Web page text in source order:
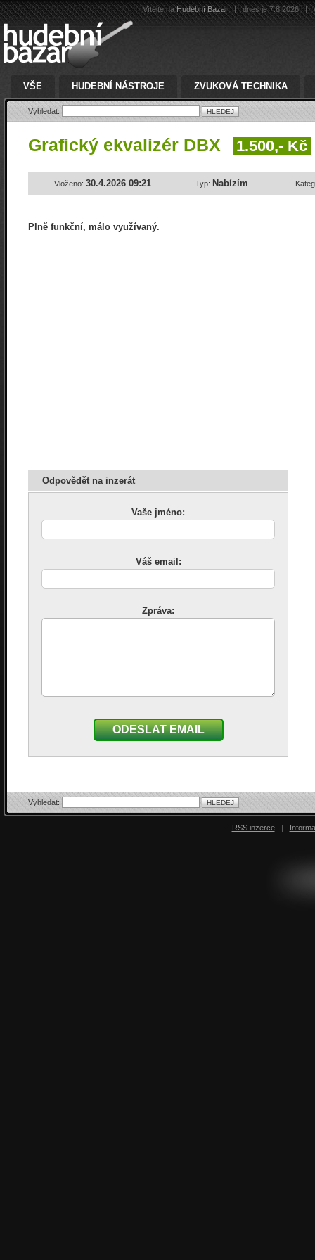
Vítejte naHudební Bazar | dnes je 7.8.2026 |
VŠE HUDEBNÍ NÁSTROJE ZVUKOVÁ TECHNIKA
Vyhledat:
Grafický ekvalizér DBX 1.500,- Kč
Vloženo: 30.4.2026 09:21 Typ: Nabízím
Plně funkční, málo využívaný.
Odpovědět na inzerát
Vaše jméno:
Váš email:
Zpráva:
ODESLAT EMAIL
Vyhledat:
RSS inzerce |